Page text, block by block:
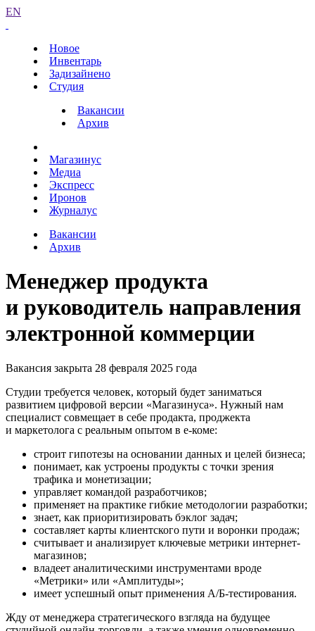
EN
Новое
Инвентарь
Задизайнено
Студия
Вакансии
Архив
Магазинус
Медиа
Экспресс
Иронов
Журналус
Вакансии
Архив
Менеджер продукта
и руководитель направления
электронной коммерции
Вакансия закрыта 28 февраля 2025 года
Студии требуется человек, который будет заниматься
развитием цифровой версии «Магазинуса». Нужный нам
специалист совмещает в себе продакта, проджекта
и маркетолога с реальным опытом в е-коме:
строит гипотезы на основании данных и целей бизнеса;
понимает, как устроены продукты с точки зрения
трафика и монетизации;
управляет командой разработчиков;
применяет на практике гибкие методологии разработки;
знает, как приоритизировать бэклог задач;
составляет карты клиентского пути и воронки продаж;
считывает и анализирует ключевые метрики интернет-
магазинов;
владеет аналитическими инструментами вроде
«Метрики» или «Амплитуды»;
имеет успешный опыт применения А/Б-тестирования.
Жду от менеджера стратегического взгляда на будущее